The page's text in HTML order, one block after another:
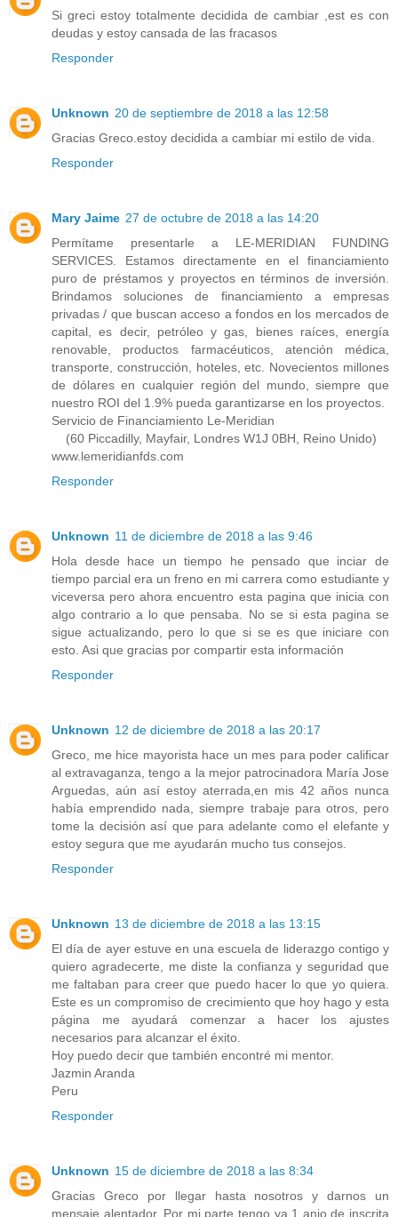
Si greci estoy totalmente decidida de cambiar ,est es con
deudas y estoy cansada de las fracasos
Responder
Unknown 20 de septiembre de 2018 a las 12:58
Gracias Greco.estoy decidida a cambiar mi estilo de vida.
Responder
Mary Jaime 27 de octubre de 2018 a las 14:20
Permítame presentarle a LE-MERIDIAN FUNDING
SERVICES. Estamos directamente en el financiamiento
puro de préstamos y proyectos en términos de inversión.
Brindamos soluciones de financiamiento a empresas
privadas / que buscan acceso a fondos en los mercados de
capital, es decir, petróleo y gas, bienes raíces, energía
renovable, productos farmacéuticos, atención médica,
transporte, construcción, hoteles, etc. Novecientos millones
de dólares en cualquier región del mundo, siempre que
nuestro ROI del 1.9% pueda garantizarse en los proyectos.
Servicio de Financiamiento Le-Meridian
(60 Piccadilly, Mayfair, Londres W1J 0BH, Reino Unido)
www.lemeridianfds.com
Responder
Unknown 11 de diciembre de 2018 a las 9:46
Hola desde hace un tiempo he pensado que inciar de
tiempo parcial era un freno en mi carrera como estudiante y
viceversa pero ahora encuentro esta pagina que inicia con
algo contrario a lo que pensaba. No se si esta pagina se
sigue actualizando, pero lo que si se es que iniciare con
esto. Asi que gracias por compartir esta información
Responder
Unknown 12 de diciembre de 2018 a las 20:17
Greco, me hice mayorista hace un mes para poder calificar
al extravaganza, tengo a la mejor patrocinadora María Jose
Arguedas, aún así estoy aterrada,en mis 42 años nunca
había emprendido nada, siempre trabaje para otros, pero
tome la decisión así que para adelante como el elefante y
estoy segura que me ayudarán mucho tus consejos.
Responder
Unknown 13 de diciembre de 2018 a las 13:15
El día de ayer estuve en una escuela de liderazgo contigo y
quiero agradecerte, me diste la confianza y seguridad que
me faltaban para creer que puedo hacer lo que yo quiera.
Este es un compromiso de crecimiento que hoy hago y esta
página me ayudará comenzar a hacer los ajustes
necesarios para alcanzar el éxito.
Hoy puedo decir que también encontré mi mentor.
Jazmin Aranda
Peru
Responder
Unknown 15 de diciembre de 2018 a las 8:34
Gracias Greco por llegar hasta nosotros y darnos un
mensaje alentador. Por mi parte tengo ya 1 anio de inscrita